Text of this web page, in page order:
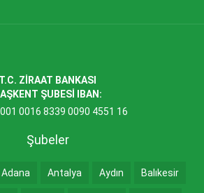
T.C. ZİRAAT BANKASI
ŞUBESİ IBAN:
0016 8339 0090 4551 16
Şubeler
Adana Antalya Aydın Balıkesir